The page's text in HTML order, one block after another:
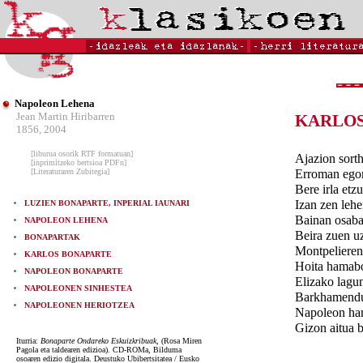
Napoleon Lehena
Jean Martin Hiribarren
1856, 2004
[liburua osorik RTF formatuan]
[inprimitzeko bertsioa PDFn]
[Literaturaren Zubitegia]
LUZIEN BONAPARTE, INPERIAL IAUNARI
NAPOLEON LEHENA
BONAPARTAK
KARLOS BONAPARTE
NAPOLEON BONAPARTE
NAPOLEONEN SINHESTEA
NAPOLEONEN HERIOTZEA
Iturria: Bonaparte Ondareko Eskuizkribuak, (Rosa Miren
Pagola eta taldearen edizioa). CD-ROMa, Bilduma
osoaren edizio digitala. Deustuko Ubibertsitatea / Eusko
Ajazion
Erroman
Bere irla
Izan zen
Bainan
Beira zuen
Hoita
Elizako
Napoleon
Gizon aitua